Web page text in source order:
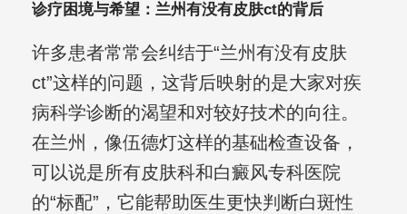
诊疗困境与希望：兰州有没有皮肤ct的背后
许多患者常常会纠结于“兰州有没有皮肤
ct”这样的问题，这背后映射的是大家对疾
病科学诊断的渴望和对较好技术的向往。
在兰州，像伍德灯这样的基础检查设备，
可以说是所有皮肤科和白癜风专科医院
的“标配”，它能帮助医生更快判断白斑性